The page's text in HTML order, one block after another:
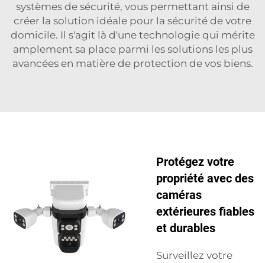
systèmes de sécurité, vous permettant ainsi de
créer la solution idéale pour la sécurité de votre
domicile. Il s'agit là d'une technologie qui mérite
amplement sa place parmi les solutions les plus
avancées en matière de protection de vos biens.
Protégez votre
propriété avec des
caméras
extérieures fiables
et durables
Surveillez votre